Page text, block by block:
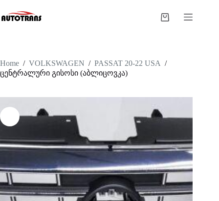
Home / VOLKSWAGEN / PASSAT 20-22 USA /
ცენტრალური გისოსი (აბლიცოვკა)